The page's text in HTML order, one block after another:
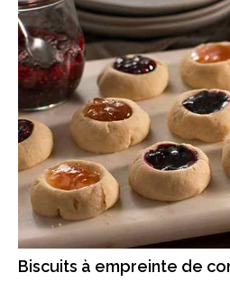
Biscuits à empreinte de